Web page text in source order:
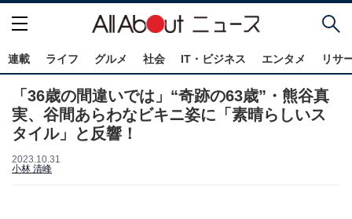
連載 ライフ グルメ 社会 IT・ビジネス エンタメ リサ
「36歳の間違いでは」“奇跡の63歳”・熊谷真
実、谷間あらわなビキニ姿に「素晴らしいス
タイル」と反響！
2023.10.31
小林 清峰